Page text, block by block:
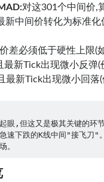
对这301个中间价,
新中间价转化为标准化
差必须低于硬性上限(
最新Tick出现微小反弹
最新Tick出现微小回落
眼,但这又是极其关键的环
速下跌的K线中间"接飞刀
。